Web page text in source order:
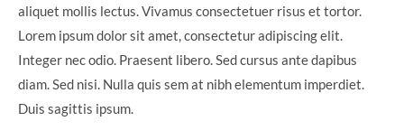
aliquet mollis lectus. Vivamus consectetuer risus et tortor.
Lorem ipsum dolor sit amet, consectetur adipiscing elit.
Integer nec odio. Praesent libero. Sed cursus ante dapibus
diam. Sed nisi. Nulla quis sem at nibh elementum imperdiet.
Duis sagittis ipsum.